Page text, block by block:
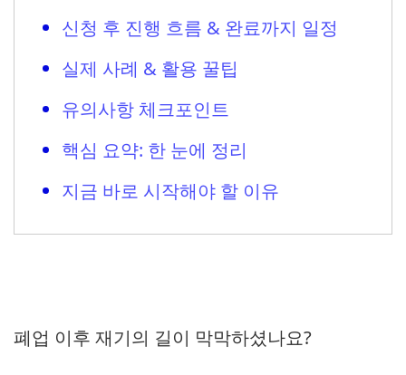
신청 후 진행 흐름 & 완료까지 일정
실제 사례 & 활용 꿀팁
유의사항 체크포인트
핵심 요약: 한 눈에 정리
지금 바로 시작해야 할 이유
폐업 이후 재기의 길이 막막하셨나요?